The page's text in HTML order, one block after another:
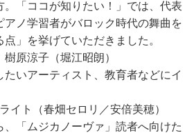
。「ココが知りたい！」では、代表
アノ学習者がバロック時代の舞曲を
」を挙げていただきました。
原涼子（堀江昭朗）
いアーティスト、教育者などにイ
イト（春畑セロリ／安倍美穂）
「ムジカノーヴァ」読者へ向けた